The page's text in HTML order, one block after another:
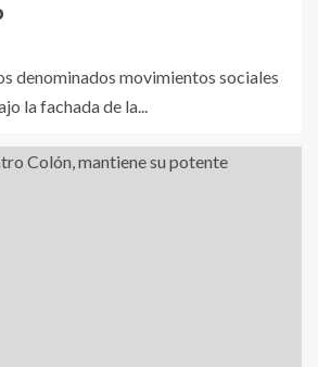
denominados movimientos sociales
la fachada de la...